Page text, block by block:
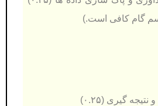
گام کافی است.)
گیری (۰.۲۵)